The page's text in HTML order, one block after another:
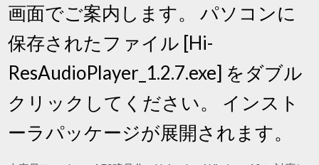
画面でご案内します。 パソコンに
保存されたファイル [Hi-
ResAudioPlayer_1.2.7.exe] をダブル
クリックしてください。 インスト
ーラパッケージが展開されます。